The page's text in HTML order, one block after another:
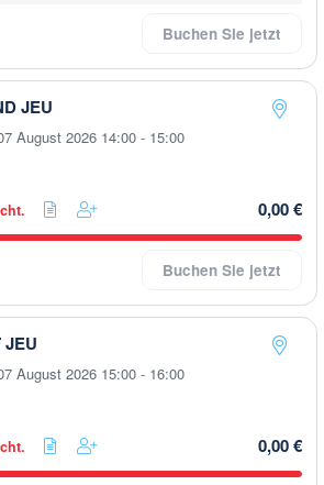
Buchen Sie jetzt
JEU
August 2026 14:00 - 15:00
0,00 €
Buchen Sie jetzt
JEU
August 2026 15:00 - 16:00
0,00 €